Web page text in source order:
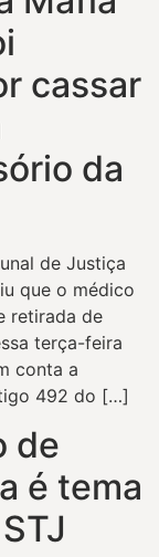
cassar
da
de Justiça
que o médico
retirada de
terça-feira
conta a
492 do […]
de
é tema